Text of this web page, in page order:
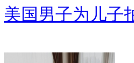
美国男子为儿子